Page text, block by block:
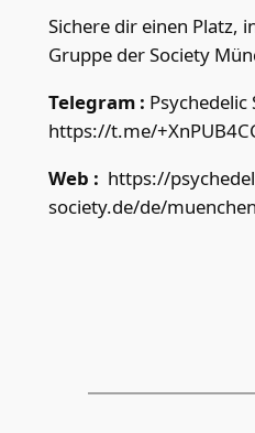
Sichere dir einen Platz,
Gruppe der Society
Telegram : Psychedelic
https://t.me/
Web : https://
society.de/de/